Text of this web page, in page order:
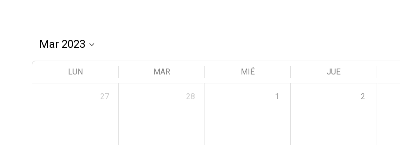
LUN MAR MIÉ JUE
27 28 1 2